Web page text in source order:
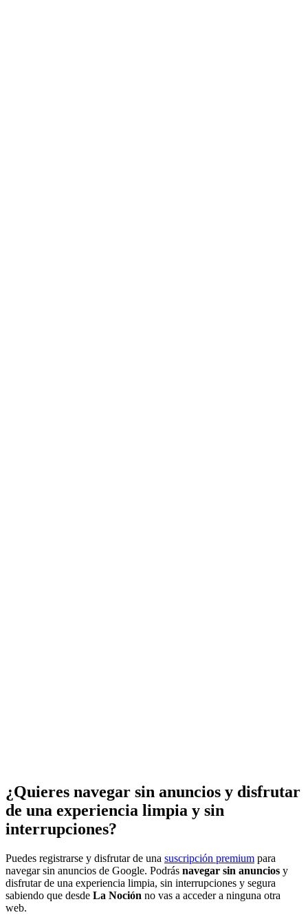
¿Quieres navegar sin anuncios y disfrutar
de una experiencia limpia y sin
interrupciones?
Puedes registrarse y disfrutar de una suscripción premium para
navegar sin anuncios de Google. Podrás navegar sin anuncios y
disfrutar de una experiencia limpia, sin interrupciones y segura
sabiendo que desde La Noción no vas a acceder a ninguna otra
web.